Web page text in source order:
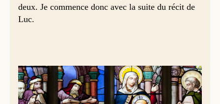
deux. Je commence donc avec la suite du récit de
Luc.
Incident à Nazareth (Luc 4,21-30)